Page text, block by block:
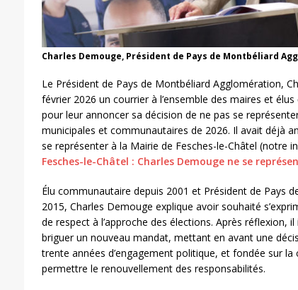
Charles Demouge, Président de Pays de Montbéliard
Le Président de Pays de Montbéliard Agglomération,
février 2026 un courrier à l’ensemble des maires et
pour leur annoncer sa décision de ne pas se
municipales et communautaires de 2026. Il avait déjà
se représenter à la Mairie de Fesches-le-Châtel (notre
Fesches-le-Châtel : Charles Demouge ne se
Élu communautaire depuis 2001 et Président de Pays
2015, Charles Demouge explique avoir souhaité
de respect à l’approche des élections. Après réflexion,
briguer un nouveau mandat, mettant en avant une
trente années d’engagement politique, et fondée sur la
permettre le renouvellement des responsabilités.